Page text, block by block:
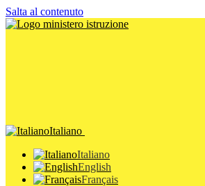
Salta al contenuto
Italiano
Italiano
English
Français